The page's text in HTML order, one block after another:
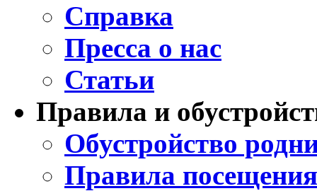
Справка
Пресса о нас
Статьи
Правила и
Обустройство
Правила